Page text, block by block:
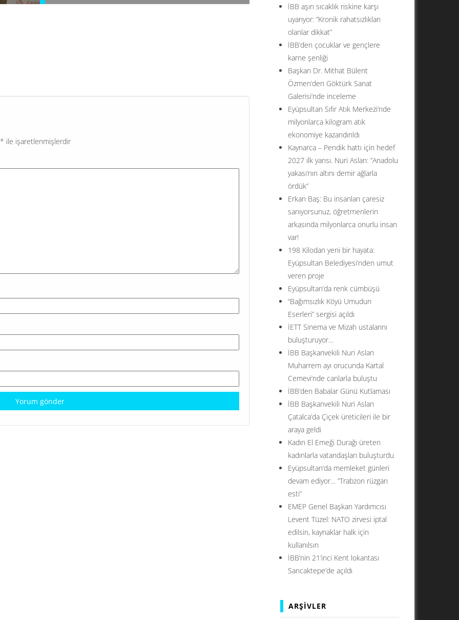
Finans
mensuplarına açıklamalarda bulundu. Ancak biliyorsunuz
illerimiz...
* ile işaretlenmişlerdir
İBB aşırı sıcaklık riskine karşı
uyarıyor: ”Kronik rahatsızlıkları
olanlar dikkat”
İBB’den çocuklar ve gençlere
karne şenliği
Başkan Dr. Mithat Bülent
Özmen’den Göktürk Sanat
Galerisi’nde inceleme
Eyüpsultan Sıfır Atık Merkezi’nde
milyonlarca kilogram atık
ekonomiye kazandırıldı
Kaynarca – Pendik hattı için hedef
2027 ilk yarısı. Nuri Aslan: ”Anadolu
yakası’nın altını demir ağlarla
ördük”
Erkan Baş: Bu insanları çaresiz
sanıyorsunuz, öğretmenlerin
arkasında milyonlarca onurlu insan
var!
198 Kilodan yeni bir hayata:
Eyüpsultan Belediyesi’nden umut
veren proje
Eyüpsultan’da renk cümbüşü
“Bağımsızlık Köyü Umudun
Eserleri” sergisi açıldı
İETT Sinema ve Mizah ustalarını
buluşturuyor…
İBB Başkanvekili Nuri Aslan
Muharrem ayı orucunda Kartal
Cemevi’nde canlarla buluştu
İBB’den Babalar Günü Kutlaması
İBB Başkanvekili Nuri Aslan
Çatalca’da Çiçek üreticileri ile bir
araya geldi
Kadın El Emeği Durağı üreten
kadınlarla vatandaşları buluşturdu
Eyüpsultan’da memleket günleri
devam ediyor… ”Trabzon rüzgarı
esti”
EMEP Genel Başkan Yardımcısı
Levent Tüzel: NATO zirvesi iptal
edilsin, kaynaklar halk için
kullanılsın
İBB’nin 21’inci Kent lokantası
Sancaktepe’de açıldı
ARŞIVLER